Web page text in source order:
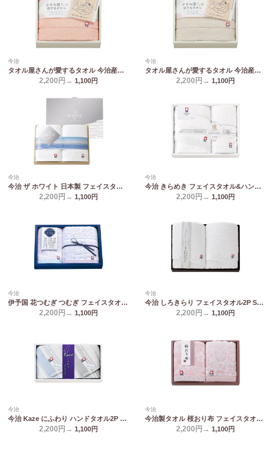
今治
タオル屋さんが愛するタオル 今治産フェイスタオル ピンク TA2120BE/PI
2,200円→ 1,100円
今治
タオル屋さんが愛するタオル 今治産フェイスタオル ベージュ TA2120BE/PI
2,200円→ 1,100円
今治
今治 ザ ホワイト 日本製 フェイスタオル2P(木箱入) 65520
2,200円→ 1,100円
今治
今治 きらめき フェイスタオル&ハンドタオル IMT8200
2,200円→ 1,100円
今治
伊予国 花つむぎ つむぎ フェイスタオル&ウォッシュタオル IH2031
2,200円→ 1,100円
今治
今治 しろきらり フェイスタオル2P S-51200
2,200円→ 1,100円
今治
今治 Kaze にふわり ハンドタオル2P KCN20200
2,200円→ 1,100円
今治
今治製タオル 桜おり布 フェイスタオル2P ピンク IS9620 PI/PU
2,200円→ 1,100円